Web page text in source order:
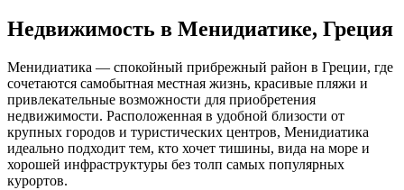
Недвижимость в Менидиатике, Греция
Менидиатика — спокойный прибрежный район в Греции, где
сочетаются самобытная местная жизнь, красивые пляжи и
привлекательные возможности для приобретения
недвижимости. Расположенная в удобной близости от
крупных городов и туристических центров, Менидиатика
идеально подходит тем, кто хочет тишины, вида на море и
хорошей инфраструктуры без толп самых популярных
курортов.